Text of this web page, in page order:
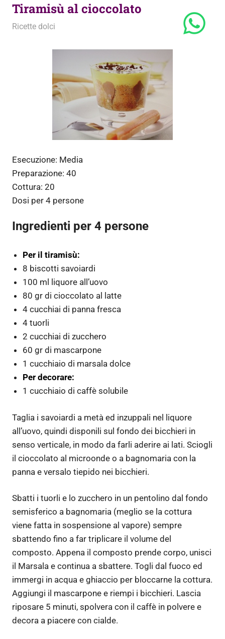
Tiramisù al cioccolato
13 Gennaio 2014
admin
Ricette dolci
Esecuzione: Media
Preparazione: 40
Cottura: 20
Dosi per 4 persone
Ingredienti per 4 persone
Per il tiramisù:
8 biscotti savoiardi
100 ml liquore all’uovo
80 gr di cioccolato al latte
4 cucchiai di panna fresca
4 tuorli
2 cucchiai di zucchero
60 gr di mascarpone
1 cucchiaio di marsala dolce
Per decorare:
1 cucchiaio di caffè solubile
Taglia i savoiardi a metà ed inzuppali nel liquore
all’uovo, quindi disponili sul fondo dei bicchieri in
senso verticale, in modo da farli aderire ai lati. Sciogli
il cioccolato al microonde o a bagnomaria con la
panna e versalo tiepido nei bicchieri.
Sbatti i tuorli e lo zucchero in un pentolino dal fondo
semisferico a bagnomaria (meglio se la cottura
viene fatta in sospensione al vapore) sempre
sbattendo fino a far triplicare il volume del
composto. Appena il composto prende corpo, unisci
il Marsala e continua a sbattere. Togli dal fuoco ed
immergi in acqua e ghiaccio per bloccarne la cottura.
Aggiungi il mascarpone e riempi i bicchieri. Lascia
riposare 5 minuti, spolvera con il caffè in polvere e
decora a piacere con cialde.